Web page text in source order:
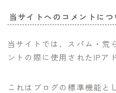
当サイトへのコメントにつ
当サイトでは、スパム・荒
ントの際に使用されたIPア
これはブログの標準機能と